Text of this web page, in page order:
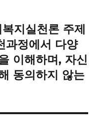
지실천론 주제
과정에서 다양
이해하며, 자신
동의하지 않는